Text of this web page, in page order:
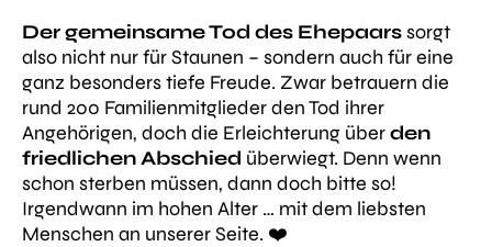
Der gemeinsame Tod des Ehepaarssorgt
also nicht nur für Staunen – sondern auch für eine
ganz besonders tiefe Freude. Zwar betrauern die
rund 200 Familienmitglieder den Tod ihrer
Angehörigen, doch die Erleichterung überden
friedlichen Abschied überwiegt. Denn wenn
schon sterben müssen, dann doch bitte so!
Irgendwann im hohen Alter … mit dem liebsten
Menschen an unserer Seite. ❤️